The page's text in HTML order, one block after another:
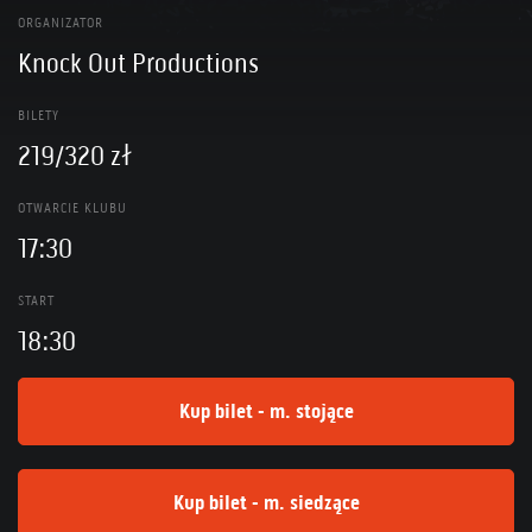
ORGANIZATOR
Knock Out Productions
BILETY
219/320 zł
OTWARCIE KLUBU
17:30
START
18:30
Kup bilet - m. stojące
Kup bilet - m. siedzące